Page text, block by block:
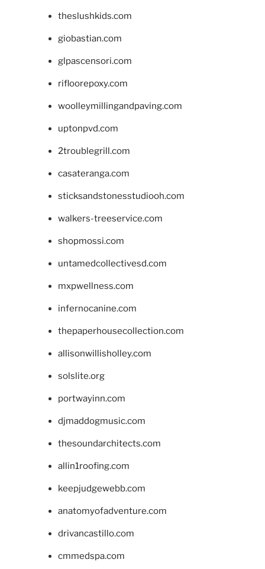
theslushkids.com
giobastian.com
glpascensori.com
rifloorepoxy.com
woolleymillingandpaving.com
uptonpvd.com
2troublegrill.com
casateranga.com
sticksandstonesstudiooh.com
walkers-treeservice.com
shopmossi.com
untamedcollectivesd.com
mxpwellness.com
infernocanine.com
thepaperhousecollection.com
allisonwillisholley.com
solslite.org
portwayinn.com
djmaddogmusic.com
thesoundarchitects.com
allin1roofing.com
keepjudgewebb.com
anatomyofadventure.com
drivancastillo.com
cmmedspa.com